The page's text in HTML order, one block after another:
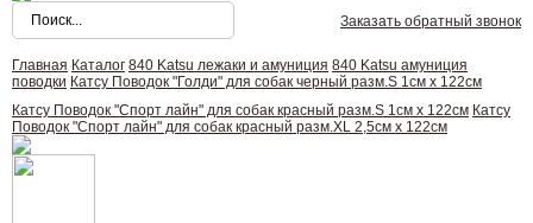
Заказать обратный звонок
Главная Каталог 840 Katsu лежаки и амуниция 840 Katsu амуниция
поводки Катсу Поводок "Голди" для собак черный разм.S 1см х 122см
Катсу Поводок "Спорт лайн" для собак красный разм.S 1см х 122см Катсу
Поводок "Спорт лайн" для собак красный разм.XL 2,5см х 122см